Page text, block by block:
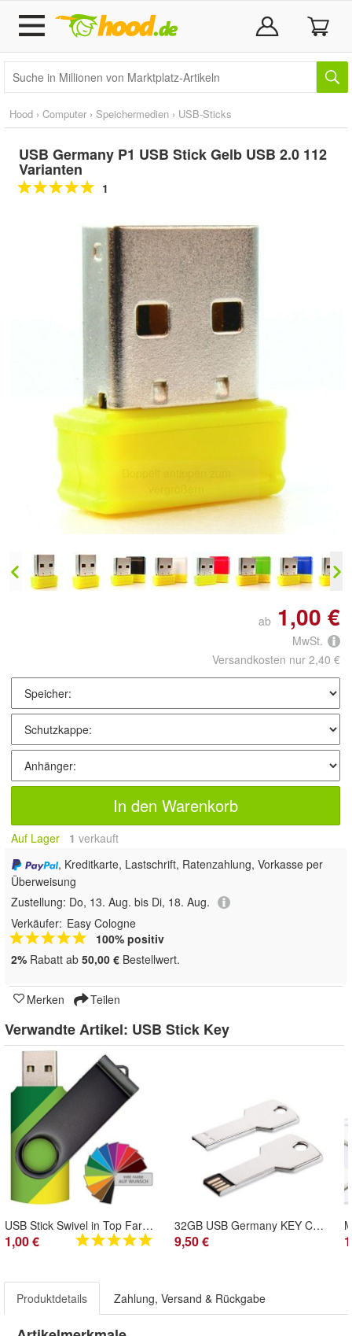
Hood › Computer › Speichermedien › USB-Sticks
USB Germany P1 USB Stick Gelb USB 2.0 112
Varianten
1
ab 1,00 €
MwSt.
Versandkosten nur 2,40 €
In den Warenkorb
Auf Lager 1 verkauft
, Kreditkarte, Lastschrift, Ratenzahlung, Vorkasse per
Überweisung
Zustellung: Do, 13. Aug. bis Di, 18. Aug.
Verkäufer: Easy Cologne
100% positiv
2% Rabatt ab 50,00 € Bestellwert.
Merken Teilen
Verwandte Artikel: USB Stick Key
USB Stick Swivel in Top Farben, USB Flash Drive 2.0 256mB bis 128GB - Schwarzer Bügel
1,00 €
32GB USB Germany KEY Chrome USB Stick Silber Schlüssel USB Flash Drive 2.0
9,50 €
Produktdetails Zahlung, Versand & Rückgabe